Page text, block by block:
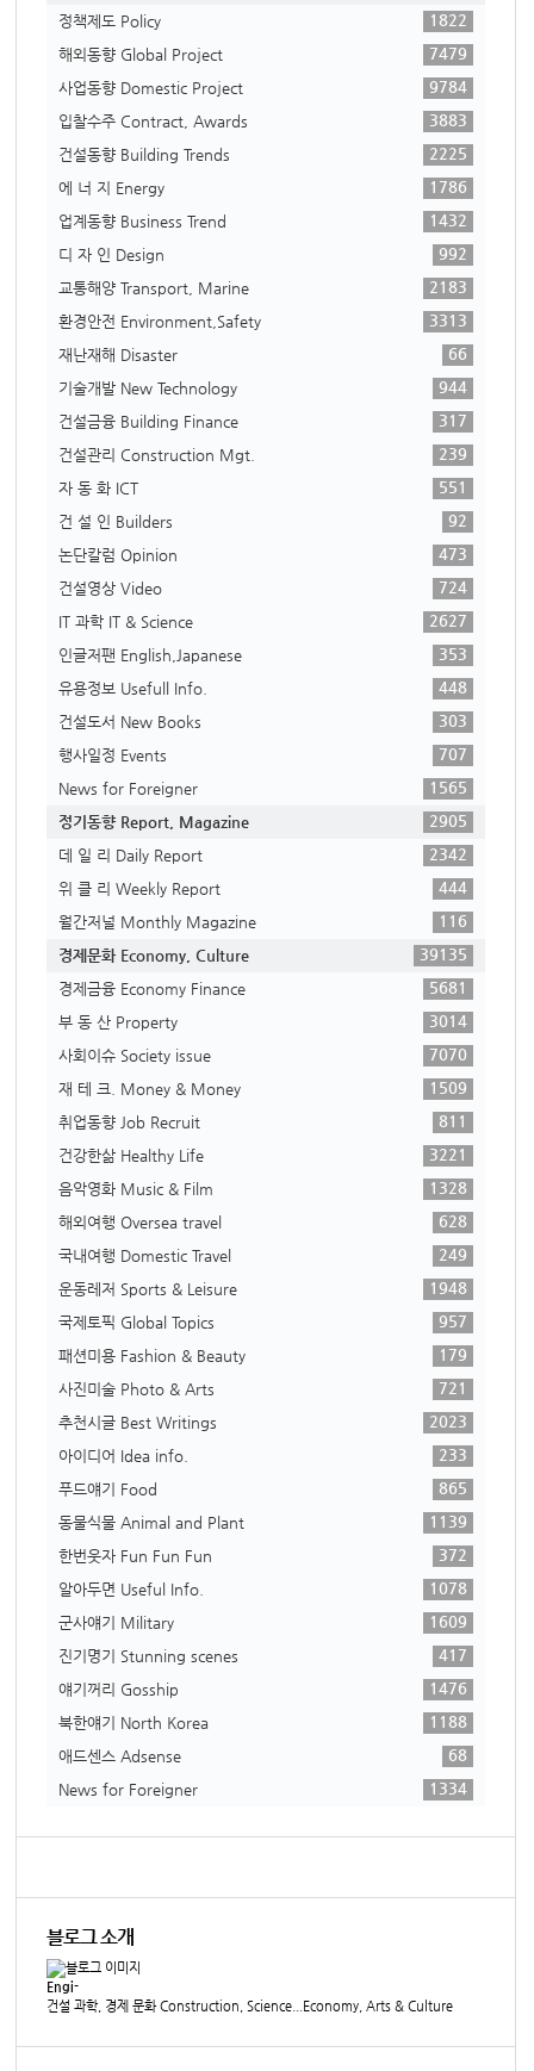
정책제도 Policy
1822
해외동향 Global Project
7479
사업동향 Domestic Project
9784
입찰수주 Contract, Awards
3883
건설동향 Building Trends
2225
에 너 지 Energy
1786
업계동향 Business Trend
1432
디 자 인 Design
992
교통해양 Transport, Marine
2183
환경안전 Environment,Safety
3313
재난재해 Disaster
66
기술개발 New Technology
944
건설금융 Building Finance
317
건설관리 Construction Mgt.
239
자 동 화 ICT
551
건 설 인 Builders
92
논단칼럼 Opinion
473
건설영상 Video
724
IT 과학 IT & Science
2627
인글저팬 English,Japanese
353
유용정보 Usefull Info.
448
건설도서 New Books
303
행사일정 Events
707
News for Foreigner
1565
정기동향 Report, Magazine
2905
데 일 리 Daily Report
2342
위 클 리 Weekly Report
444
월간저널 Monthly Magazine
116
경제문화 Economy, Culture
39135
경제금융 Economy Finance
5681
부 동 산 Property
3014
사회이슈 Society issue
7070
재 테 크. Money & Money
1509
취업동향 Job Recruit
811
건강한삶 Healthy Life
3221
음악영화 Music & Film
1328
해외여행 Oversea travel
628
국내여행 Domestic Travel
249
운동레저 Sports & Leisure
1948
국제토픽 Global Topics
957
패션미용 Fashion & Beauty
179
사진미술 Photo & Arts
721
추천시글 Best Writings
2023
아이디어 Idea info.
233
푸드얘기 Food
865
동물식물 Animal and Plant
1139
한번웃자 Fun Fun Fun
372
알아두면 Useful Info.
1078
군사얘기 Military
1609
진기명기 Stunning scenes
417
얘기꺼리 Gosship
1476
북한얘기 North Korea
1188
애드센스 Adsense
68
News for Foreigner
1334
블로그 소개
Engi-
건설 과학, 경제 문화 Construction, Science...Economy, Arts & Culture